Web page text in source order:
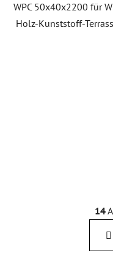
WPC 50x40x2200 für
Holz-Kunststoff-
14